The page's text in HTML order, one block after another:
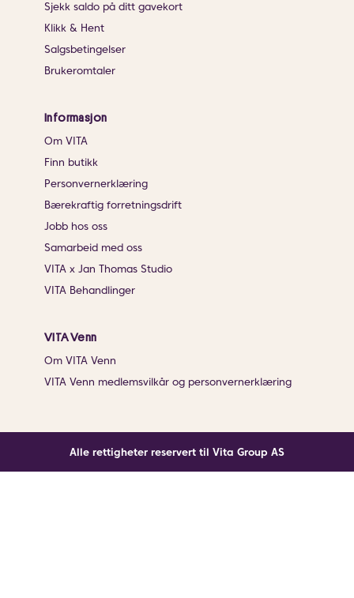
Sjekk saldo på ditt gavekort
Klikk & Hent
Salgsbetingelser
Brukeromtaler
Informasjon
Om VITA
Finn butikk
Personvernerklæring
Bærekraftig forretningsdrift
Jobb hos oss
Samarbeid med oss
VITA x Jan Thomas Studio
VITA Behandlinger
VITA Venn
Om VITA Venn
VITA Venn medlemsvilkår og personvernerklæring
Alle rettigheter reservert til Vita Group AS